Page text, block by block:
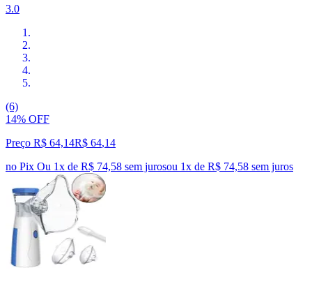
3.0
(6)
14% OFF
Preço R$ 64,14R$ 64,14
no Pix Ou 1x de R$ 74,58 sem jurosou 1x de R$ 74,58 sem juros